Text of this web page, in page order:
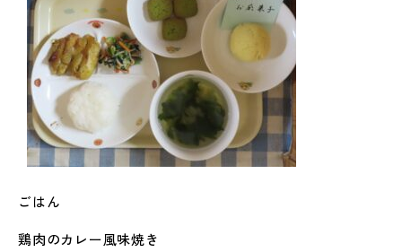
ごはん
鶏肉のカレー風味焼き